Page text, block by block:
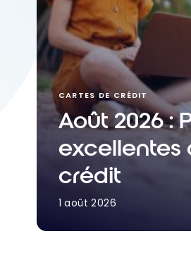
CARTES DE CRÉDIT
Août 2026 :
excellentes
crédit
1 août 2026